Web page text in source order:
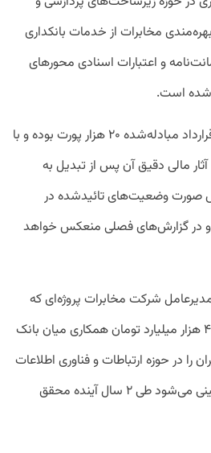
مخابرات از خدمات بانکداری
و اعتبارات اسنادی محورهای
شده است.
طبق این تفاهم‌نامه، حجم قرارداد مبادله‌شده ۲۰ هزار پورت بوده و با
مالی دقیق آن پس از تبدیل به
صورت وضعیت‌های تائید‌شده در
در گزارش‌های فصلی منعکس خواهد
شرکت مخابرات پروژه‌‌ای که
آغاز شده است زمینه حدود ۴ هزار میلیارد تومان همکاری میان بانک
در حوزه‌ ارتباطات و فناوری اطلاعات
فراهم خواهد کرد که پیش‌بینی می‌شود طی ۲ سال آینده محقق